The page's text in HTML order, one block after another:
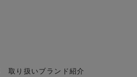
取り扱いブランド紹介